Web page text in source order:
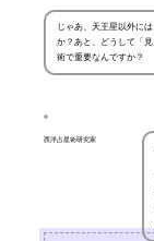
じゃあ、天王星以外に
か？あと、どうして「
術で重要なんですか？
西洋占星術研究家